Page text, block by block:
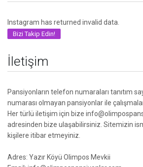
Instagram has returned invalid data.
Bizi Takip Edin!
İletişim
Pansiyonların telefon numaraları tanıtım
numarası olmayan pansiyonlar ile
Her türlü iletişim için bize
adresinden bize ulaşabilirsiniz. Sitemizin
kişilere itibar etmeyiniz.
Adres: Yazır Köyü Olimpos Mevkii